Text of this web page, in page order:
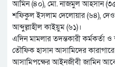
আমিন (৪০), মো. নাজমুল আহসান
শফিকুল ইসলাম দেলোয়ার (৬৪),
আব্দুল্লাহীল কাইয়ুম (৬১)।
এদিন মামলার তদন্তকারী কর্মকর্তা
তৌফিক হাসান আসামিদের
আসামিপক্ষের আইনজীবী জামিন